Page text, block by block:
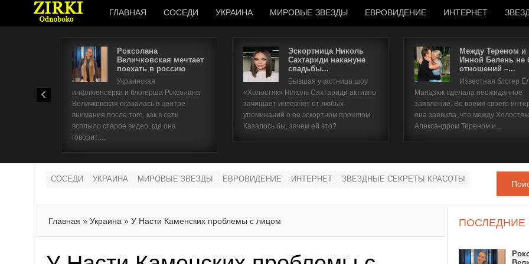
ГЛАВНАЯ СОСЕДИ УКРАИНА МИРОВЫЕ ЗВЕЗДЫ ЕВРОВИДЕНИЕ ИНТЕРНЕТ
Роксолана
Величковская мечтает
поехать в россию
Украинская
инфлюенсерка и блогерша Роксолана
Величковская оказалась в центре
внимания после того, как в сети
всплыло старое видео, где она
говорит:...
Эскортница Николь
Сахтариди накануне
свадьбы...
Бывшая участница шоу
«Холостяк» Николь Сахтариди активно
зачищает интернет от любых
упоминаний о ее эскортном прошлом.
Казалось бы, зачем ей это?
Между Тереном и
Инной Белень не
отношений –...
Известная блогер
Мандзюк сделала неожиданное
заявление. Во время своего
она заявила, что между
Александром Тереном и...
СОСЕДИ УКРАИНА МИРОВЫЕ ЗВЕЗДЫ ЕВРОВИДЕНИЕ ИНТЕРНЕТ ЗВЕЗДНЫЕ СЕКРЕТЫ КРАСОТЫ
Главная » Украина » У Насти Каменских проблемы с лицом ПОСЛЕДНИЕ
Имя пользователя
Забыли имя пользователя?